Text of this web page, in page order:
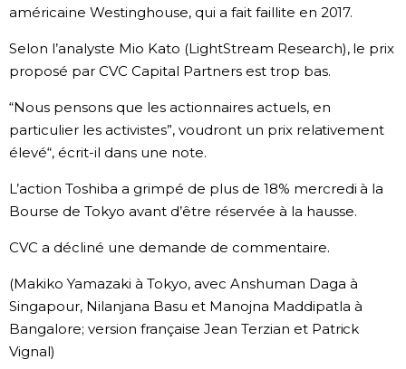
américaine Westinghouse, qui a fait faillite en 2017.
Selon l’analyste Mio Kato (LightStream Research), le prix
proposé par CVC Capital Partners est trop bas.
“Nous pensons que les actionnaires actuels, en
particulier les activistes”, voudront un prix relativement
élevé“, écrit-il dans une note.
L’action Toshiba a grimpé de plus de 18% mercredi à la
Bourse de Tokyo avant d’être réservée à la hausse.
CVC a décliné une demande de commentaire.
(Makiko Yamazaki à Tokyo, avec Anshuman Daga à
Singapour, Nilanjana Basu et Manojna Maddipatla à
Bangalore; version française Jean Terzian et Patrick
Vignal)